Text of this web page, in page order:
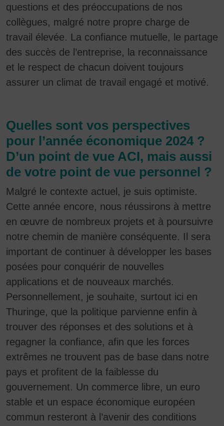
questions et des préoccupations de nos
collègues, malgré notre propre charge de
travail élevée. La confiance mutuelle, le partage
des succès de l’entreprise, la reconnaissance
et le respect de chacun doivent toujours
assurer un climat de travail engagé et motivé.
Quelles sont vos perspectives
pour l’année économique 2024 ?
D’un point de vue ACI, mais aussi
de votre point de vue personnel ?
Malgré le contexte actuel, je suis optimiste.
Cette année encore, nous réussirons à mettre
en œuvre de nombreux projets et à poursuivre
notre chemin de manière conséquente. Il sera
important de continuer à développer les bases
posées pour conquérir de nouvelles
applications et de nouveaux marchés.
Personnellement, je souhaite, surtout ici en
Thuringe, que la politique parvienne enfin à
trouver des réponses et des solutions et à
regagner la confiance, afin que les forces
extrêmes ne trouvent pas de base dans notre
pays et profitent de la faiblesse du
gouvernement. Un commerce libre, un euro
stable et un espace économique européen
commun resteront à l’avenir des conditions